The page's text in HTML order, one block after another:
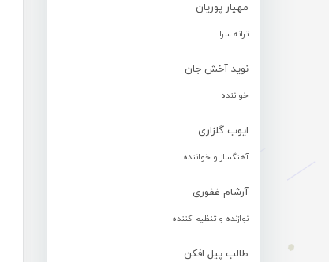
مهیار پوریان
ترانه سرا
نوید آخش جان
خواننده
ایوب گلزاری
آهنگساز و خواننده
آرشام غفوری
نوازنده و تنظیم کننده
طالب پیل افکن